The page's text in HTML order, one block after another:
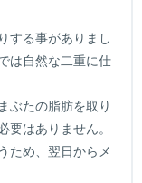
する事がありまし
は自然な二重に仕
ぶたの脂肪を取り
要はありません。
ため、翌日からメ